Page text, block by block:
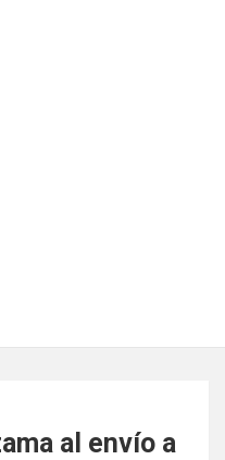
al envío a